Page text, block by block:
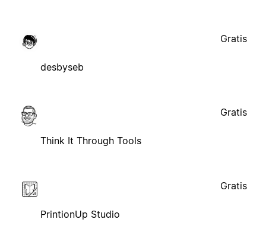
desbyseb
Gratis
Think It Through Tools
Gratis
PrintionUp Studio
Gratis